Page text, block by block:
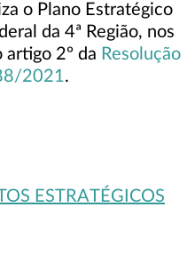
o Plano Estratégico
da 4ª Região, nos
artigo 2º da Resolução
2021.
ESTRATÉGICOS